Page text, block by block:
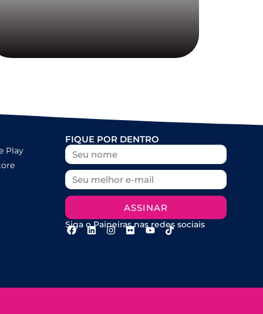
Play
FIQUE POR DENTRO
ASSINAR
Siga o Paineiras nas redes sociais